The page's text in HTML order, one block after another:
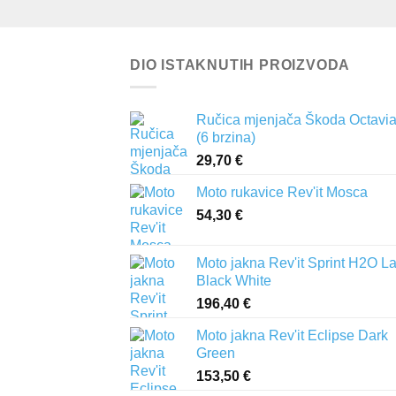
DIO ISTAKNUTIH PROIZVODA
Ručica mjenjača Škoda Octavia
(6 brzina)
29,70 €
Moto rukavice Rev'it Mosca
54,30 €
Moto jakna Rev'it Sprint H2O
Black White
196,40 €
Moto jakna Rev'it Eclipse Dark
Green
153,50 €